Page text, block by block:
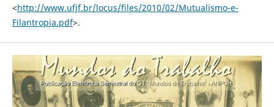
<http://www.ufjf.br/locus/files/2010/02/Mutualismo-e-
Filantropia.pdf>.